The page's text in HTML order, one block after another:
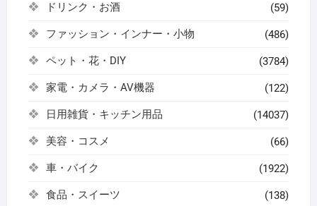
ドリンク・お酒 (59)
ファッション・インナー・小物 (486)
ペット・花・DIY (3784)
家電・カメラ・AV機器 (122)
日用雑貨・キッチン用品 (14037)
美容・コスメ (66)
車・バイク (1922)
食品・スイーツ (138)